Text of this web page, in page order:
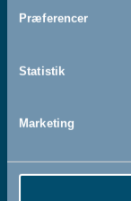
Præferencer
Statistik
Marketing
læst og